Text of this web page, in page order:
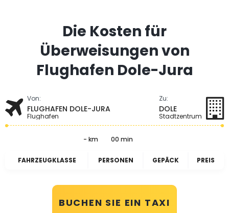
Die Kosten für
Überweisungen von
Flughafen Dole-Jura
Von:
FLUGHAFEN DOLE-JURA
Flughafen
Zu:
DOLE
Stadtzentrum
- km 00 min
FAHRZEUGKLASSE PERSONEN GEPÄCK PREIS
BUCHEN SIE EIN TAXI